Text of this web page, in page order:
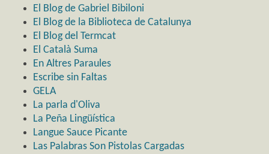
El Blog de Gabriel Bibiloni
El Blog de la Biblioteca de Catalunya
El Blog del Termcat
El Català Suma
En Altres Paraules
Escribe sin Faltas
GELA
La parla d'Oliva
La Peña Lingüística
Langue Sauce Picante
Las Palabras Son Pistolas Cargadas